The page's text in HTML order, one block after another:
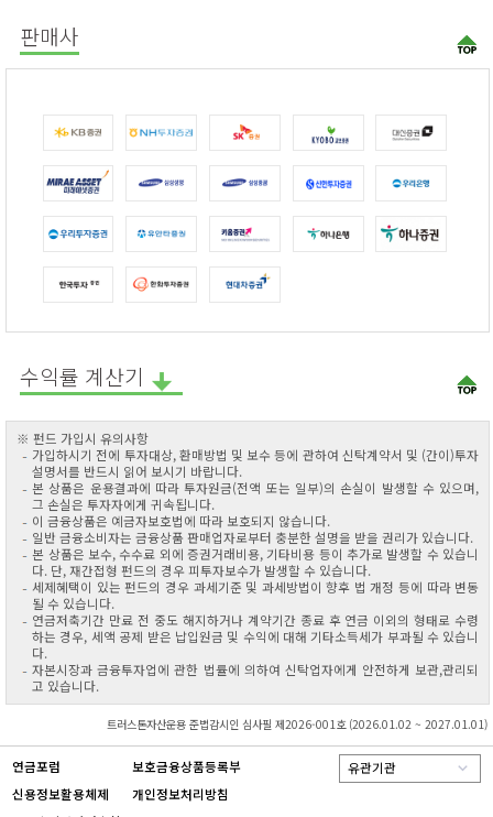
판매사
수익률 계산기
※ 펀드 가입시 유의사항
가입하시기 전에 투자대상, 환매방법 및 보수 등에 관하여 신탁계약서 및 (간이)투자
설명서를 반드시 읽어 보시기 바랍니다.
본 상품은 운용결과에 따라 투자원금(전액 또는 일부)의 손실이 발생할 수 있으며,
그 손실은 투자자에게 귀속됩니다.
이 금융상품은 예금자보호법에 따라 보호되지 않습니다.
일반 금융소비자는 금융상품 판매업자로부터 충분한 설명을 받을 권리가 있습니다.
본 상품은 보수, 수수료 외에 증권거래비용, 기타비용 등이 추가로 발생할 수 있습니
다. 단, 재간접형 펀드의 경우 피투자보수가 발생할 수 있습니다.
세제혜택이 있는 펀드의 경우 과세기준 및 과세방법이 향후 법 개정 등에 따라 변동
될 수 있습니다.
연금저축기간 만료 전 중도 해지하거나 계약기간 종료 후 연금 이외의 형태로 수령
하는 경우, 세액 공제 받은 납입원금 및 수익에 대해 기타소득세가 부과될 수 있습니
다.
자본시장과 금융투자업에 관한 법률에 의하여 신탁업자에게 안전하게 보관,관리되
고 있습니다.
트러스톤자산운용 준법감시인 심사필 제2026-001호 (2026.01.02 ~ 2027.01.01)
연금포럼
보호금융상품등록부
신용정보활용체제
개인정보처리방침
유관기관